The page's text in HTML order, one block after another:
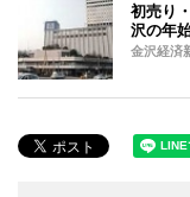
初売り
沢の年
金沢経済